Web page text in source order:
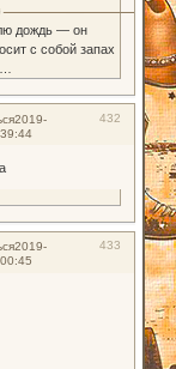
дождь — он
с собой запах
432
2019-
433
2019-